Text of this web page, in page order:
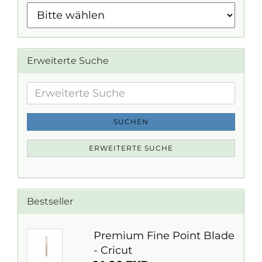
Erweiterte Suche
Erweiterte
Suche
SUCHEN
ERWEITERTE SUCHE
Bestseller
Premium Fine Point Blade
- Cricut